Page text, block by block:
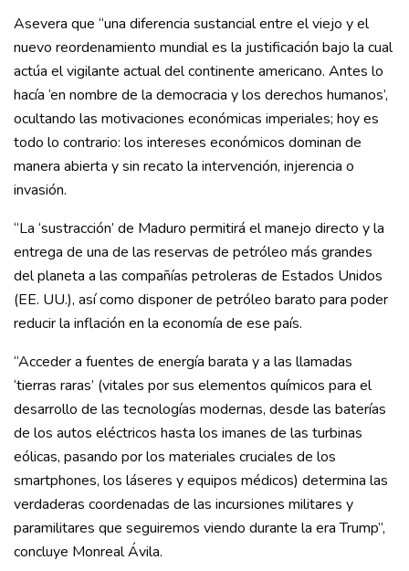
Asevera que “una diferencia sustancial entre el viejo y el
nuevo reordenamiento mundial es la justificación bajo la cual
actúa el vigilante actual del continente americano. Antes lo
hacía ‘en nombre de la democracia y los derechos humanos’,
ocultando las motivaciones económicas imperiales; hoy es
todo lo contrario: los intereses económicos dominan de
manera abierta y sin recato la intervención, injerencia o
invasión.
“La ‘sustracción’ de Maduro permitirá el manejo directo y la
entrega de una de las reservas de petróleo más grandes
del planeta a las compañías petroleras de Estados Unidos
(EE. UU.), así como disponer de petróleo barato para poder
reducir la inflación en la economía de ese país.
“Acceder a fuentes de energía barata y a las llamadas
‘tierras raras’ (vitales por sus elementos químicos para el
desarrollo de las tecnologías modernas, desde las baterías
de los autos eléctricos hasta los imanes de las turbinas
eólicas, pasando por los materiales cruciales de los
smartphones, los láseres y equipos médicos) determina las
verdaderas coordenadas de las incursiones militares y
paramilitares que seguiremos viendo durante la era Trump”,
concluye Monreal Ávila.